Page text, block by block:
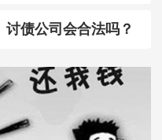
讨债公司会合法吗？